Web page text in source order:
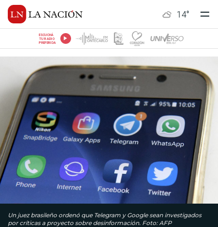
14°
ESCUCHÁ
TU RADIO
PREFERIDA
Un juez brasileño ordenó que Telegram y Google sean investigados
por críticas a proyecto sobre desinformación. Foto: AFP